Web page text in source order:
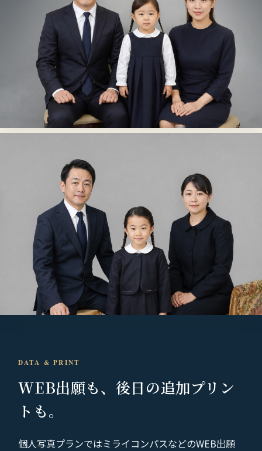
DATA & PRINT
WEB出願も、 後日の追加プリン
トも。
個人写真プランではミライコンパスなどのWEB出願